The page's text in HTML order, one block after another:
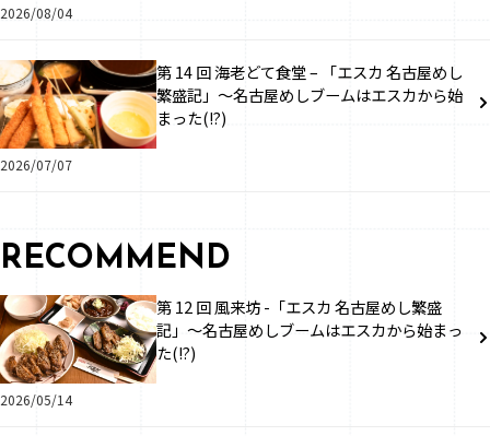
2026/08/04
2026/07/07
第 14 回 海老どて食堂 – 「エスカ 名古屋めし
繁盛記」～名古屋めしブームはエスカから始
まった(!?)
RECOMMEND
2026/05/14
第 12 回 風来坊 -「エスカ 名古屋めし繁盛
記」～名古屋めしブームはエスカから始まっ
た(!?)